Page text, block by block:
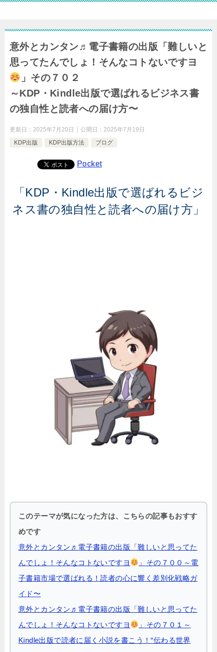
意外とカンタン♬電子書籍の出版「難しいと
思ってたんでしょ！そんなコトないですヨ
」その７０２
～KDP・Kindle出版で選ばれるビジネス書
の独自性と読者への届け方〜
更新日： 2025年7月20日 公開日： 2025年7月19日
KDP出版
KDP出版方法 ブログ
Pocket
「KDP・Kindle出版で選ばれるビジ
ネス書の独自性と読者への届け方」
このテーマが気になった方は、こちらの記事もおすす
めです
意外とカンタン♬電子書籍の出版「難しいと思ってた
んでしょ！そんなコトないですヨ
」その７００～電
子書籍市場で選ばれる！読者の心に響く差別化戦略ガ
イド〜
意外とカンタン♬電子書籍の出版「難しいと思ってた
んでしょ！そんなコトないですヨ
」その７０１～
Kindle出版で読者に届く小説を書こう！“伝わる世界